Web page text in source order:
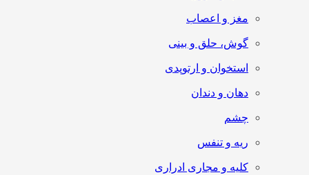
مغز و اعصاب
گوش، حلق و بینی
استخوان و ارتوپدی
دهان و دندان
چشم
ریه و تنفس
کلیه و مجاری ادراری